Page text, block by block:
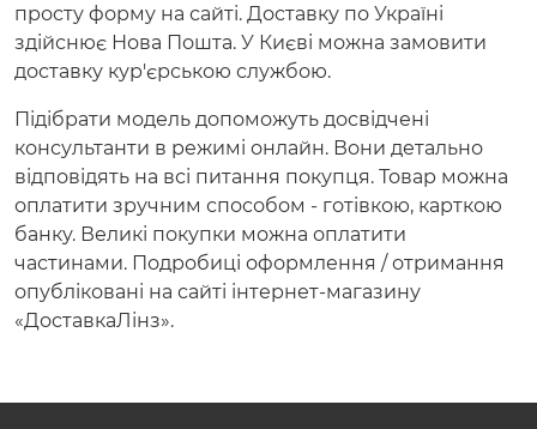
просту форму на сайті. Доставку по Україні
здійснює Нова Пошта. У Києві можна замовити
доставку кур'єрською службою.
Підібрати модель допоможуть досвідчені
консультанти в режимі онлайн. Вони детально
відповідять на всі питання покупця. Товар можна
оплатити зручним способом - готівкою, карткою
банку. Великі покупки можна оплатити
частинами. Подробиці оформлення / отримання
опубліковані на сайті інтернет-магазину
«ДоставкаЛінз».